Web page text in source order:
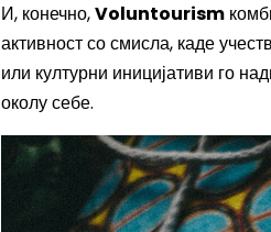
И, конечно,Voluntourism
активност со смисла, каде
или културни иницијативи го
околу себе.